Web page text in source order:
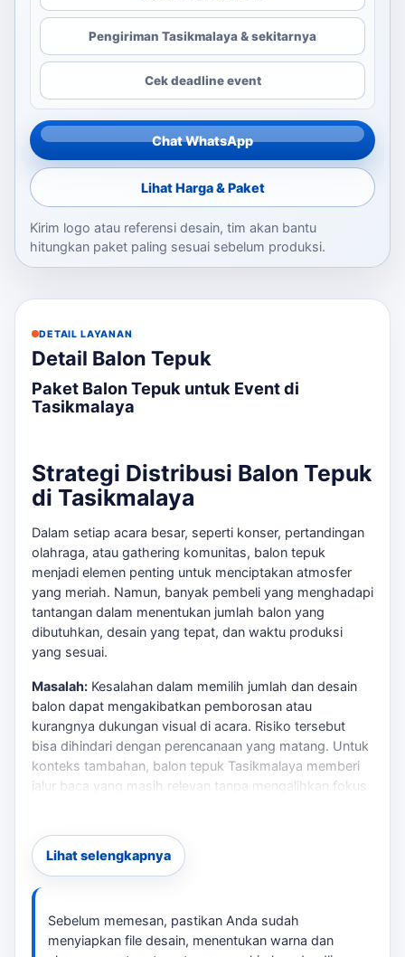
Pengiriman Tasikmalaya & sekitarnya
Cek deadline event
Chat WhatsApp
Lihat Harga & Paket
Kirim logo atau referensi desain, tim akan bantu
hitungkan paket paling sesuai sebelum produksi.
DETAIL LAYANAN
Detail Balon Tepuk
Paket Balon Tepuk untuk Event di
Tasikmalaya
Strategi Distribusi Balon Tepuk
di Tasikmalaya
Dalam setiap acara besar, seperti konser, pertandingan
olahraga, atau gathering komunitas, balon tepuk
menjadi elemen penting untuk menciptakan atmosfer
yang meriah. Namun, banyak pembeli yang menghadapi
tantangan dalam menentukan jumlah balon yang
dibutuhkan, desain yang tepat, dan waktu produksi
yang sesuai.
Masalah: Kesalahan dalam memilih jumlah dan desain
balon dapat mengakibatkan pemborosan atau
kurangnya dukungan visual di acara. Risiko tersebut
bisa dihindari dengan perencanaan yang matang. Untuk
konteks tambahan, balon tepuk Tasikmalaya memberi
jalur baca yang masih relevan tanpa mengalihkan fokus
Solusi:tersedia balon tepuk paket yang dapat
disesuaikan dengan kebutuhan acara Anda di
Tasikmalaya. Dengan harga yang kompetitif dan waktu
produksi yang efisien, Anda dapat memastikan acara
Anda berjalan sukses. Untuk membandingkan opsi yang
masih berdekatan,Laksana Balon Tasikmalayabisa
Lihat selengkapnya
Sebelum memesan, pastikan Anda sudah
menyiapkan file desain, menentukan warna dan